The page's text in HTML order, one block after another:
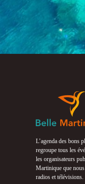
L’agenda des bons
regroupe tous les
les organisateurs
Martinique que
radios et télévisions.